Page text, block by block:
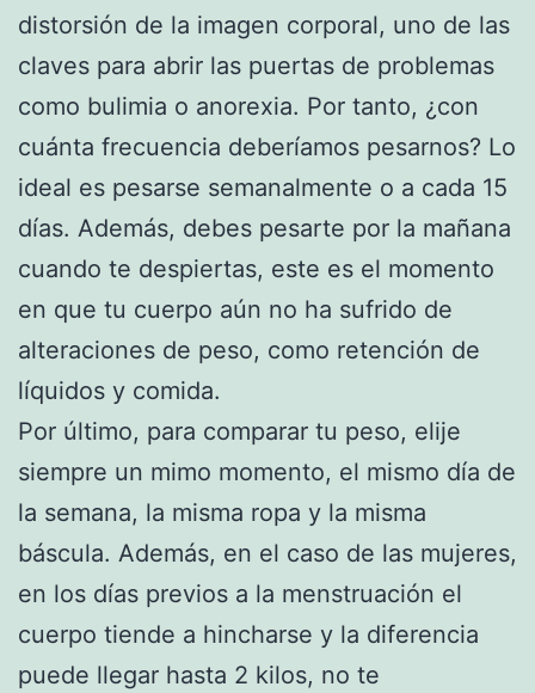
distorsión de la imagen corporal, uno de las
claves para abrir las puertas de problemas
como bulimia o anorexia. Por tanto, ¿con
cuánta frecuencia deberíamos pesarnos? Lo
ideal es pesarse semanalmente o a cada 15
días. Además, debes pesarte por la mañana
cuando te despiertas, este es el momento
en que tu cuerpo aún no ha sufrido de
alteraciones de peso, como retención de
líquidos y comida.
Por último, para comparar tu peso, elije
siempre un mimo momento, el mismo día de
la semana, la misma ropa y la misma
báscula. Además, en el caso de las mujeres,
en los días previos a la menstruación el
cuerpo tiende a hincharse y la diferencia
puede llegar hasta 2 kilos, no te